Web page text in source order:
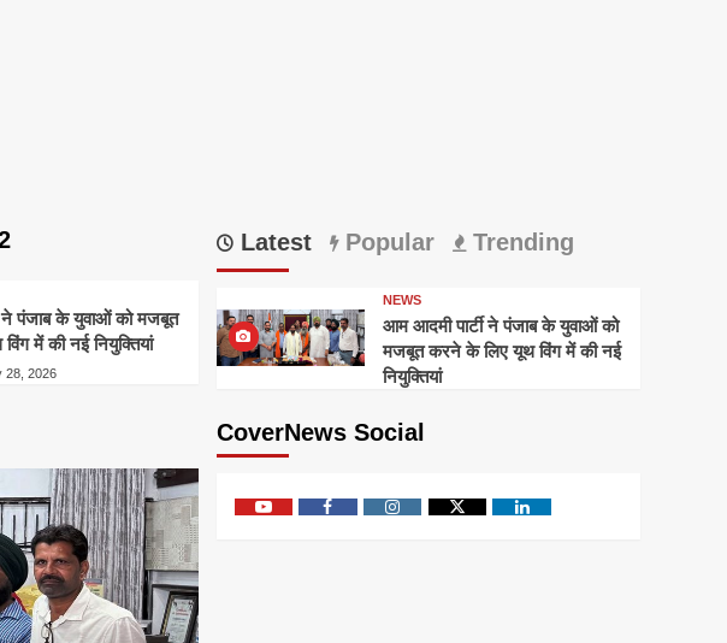
ने पंजाब के युवाओं को मजबूत
में की नई नियुक्तियां
28, 2026
Latest Popular Trending
NEWS
आम आदमी पार्टी ने पंजाब के युवाओं को
मजबूत करने के लिए यूथ विंग में की नई
नियुक्तियां
CoverNews Social
YoutubeFacebookInstagramTwitter Linkedin